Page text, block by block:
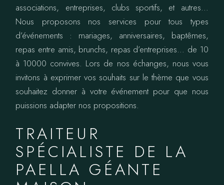
associations, entreprises, clubs sportifs, et autres…
Nous proposons nos services pour tous types
d’événements : mariages, anniversaires, baptêmes,
repas entre amis, brunchs, repas d’entreprises… de 10
à 10000 convives. Lors de nos échanges, nous vous
invitons à exprimer vos souhaits sur le thème que vous
souhaitez donner à votre événement pour que nous
puissions adapter nos propositions.
TRAITEUR
SPÉCIALISTE DE LA
PAELLA GÉANTE